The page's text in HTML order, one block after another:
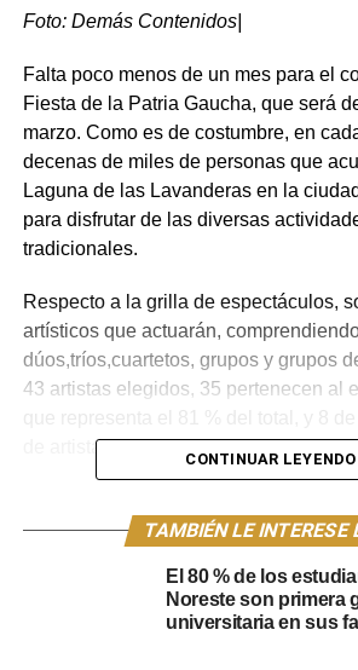
Foto: Demás Contenidos|
Falta poco menos de un mes para el
Fiesta de la Patria Gaucha, que será
marzo. Como es de costumbre, en
decenas de miles de personas que
Laguna de las Lavanderas en la
para disfrutar de las diversas
tradicionales.
Respecto a la grilla de espectáculos,
artísticos que actuarán,
dúos,tríos,cuartetos, grupos y grupos
43 artistas elegidos, 35 pertenecen al
de artistas internacionales diferentes
ellas son de Tacuarembó, entre el que
(Brasil). Habrá un recitador, cinco
números artísticos de estilo folclórico.
CONTINUAR LEYENDO
TAMBIÉN LE INTERESE
El 80 % de los
Noreste son primera
universitaria en sus